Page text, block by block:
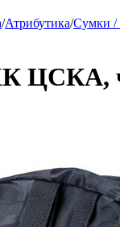
/Атрибутика/Сумки /
ЦСКА,